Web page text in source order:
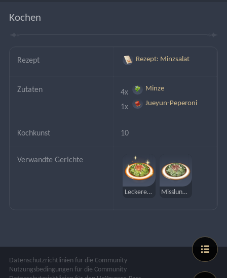
Kochen
Rezept Rezept: Minzsalat
Zutaten 4x Minze
1x Jueyun-Peperoni
Kochkunst 10
Verwandte Gerichte
Leckerer Minzsalat Misslungener Minzsalat
Datenschutzrichtlinien für die Community
Nutzungsbedingungen für die Community